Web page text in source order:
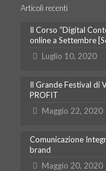
Articoli recenti
Il Corso “Digital
online a Settembre
Luglio 10, 2020
Il Grande Festival di
PROFIT
Maggio 22, 2020
Comunicazione
brand
Maggio 20, 2020